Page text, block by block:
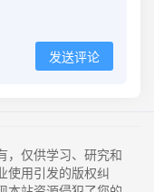
发送评论
，仅供学习、研究和
使用引发的版权纠